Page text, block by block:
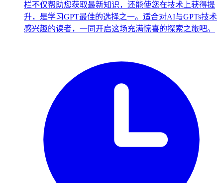
栏不仅帮助您获取最新知识，还能使您在技术上获得提
升，是学习GPT最佳的选择之一。适合对AI与GPTs技术
感兴趣的读者，一同开启这场充满惊喜的探索之旅吧。